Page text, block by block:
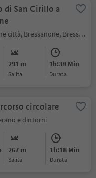
di San Cirillo a
Bressanone città, Bressanone, Bressanone e dintorni
291 m
Salita
1h:38 Min
durata
circolare
e dintorni
267 m
Salita
1h:18 Min
durata